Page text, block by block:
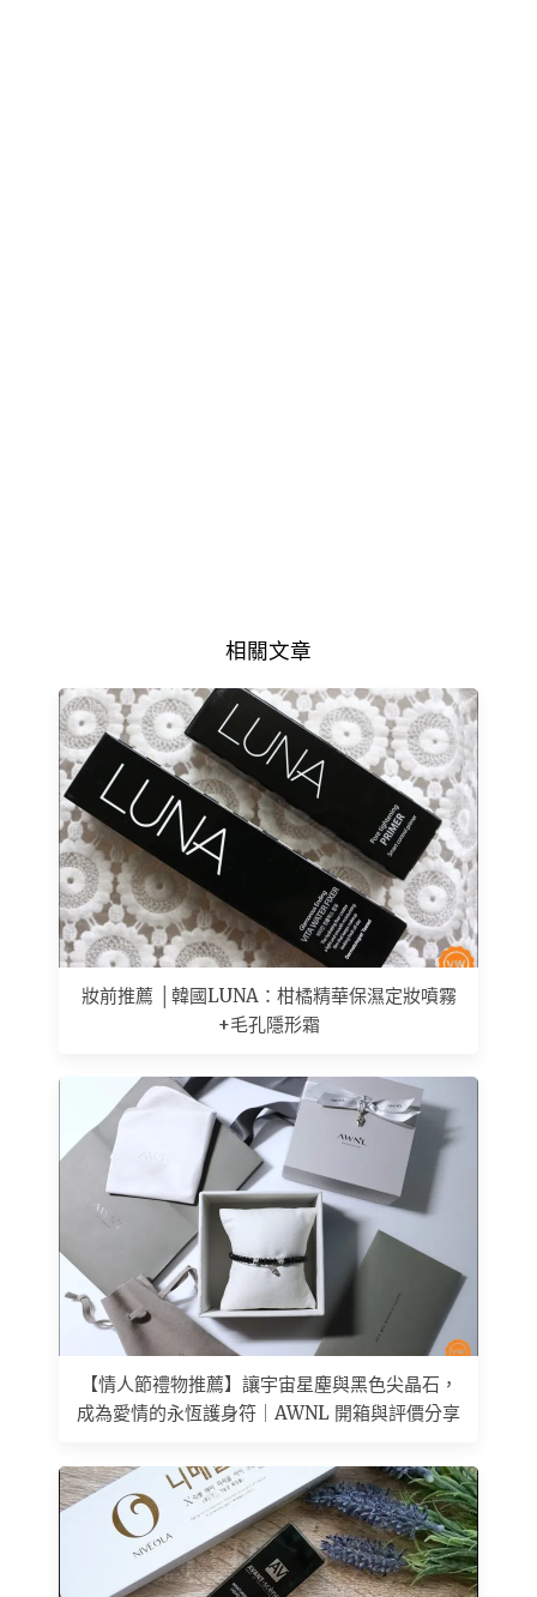
相關文章
妝前推薦 │韓國LUNA：柑橘精華保濕定妝噴霧
+毛孔隱形霜
【情人節禮物推薦】讓宇宙星塵與黑色尖晶石，
成為愛情的永恆護身符｜AWNL 開箱與評價分享